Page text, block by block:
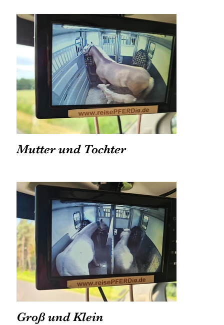
Mutter und Tochter
Groß und Klein